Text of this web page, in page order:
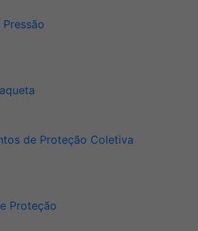
de Proteção Coletiva
Proteção